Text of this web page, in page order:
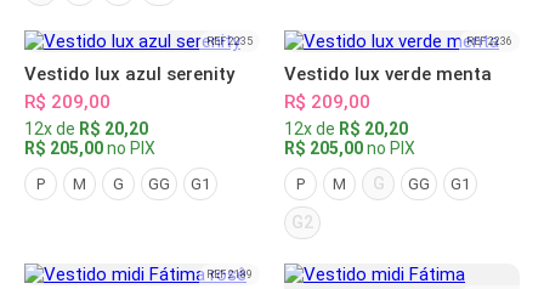
REF 2235
Vestido lux azul serenity
R$ 209,00
12x de R$ 20,20
R$ 205,00no PIX
P M G GG G1
REF 2236
Vestido lux verde menta
R$ 209,00
12x de R$ 20,20
R$ 205,00no PIX
P M G GG G1
G2
REF 2189